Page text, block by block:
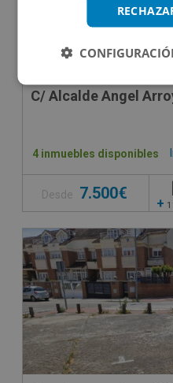
C/ Alcalde Angel
4 inmuebles disponibles
Desde 7.500€
+
CONDICIONES